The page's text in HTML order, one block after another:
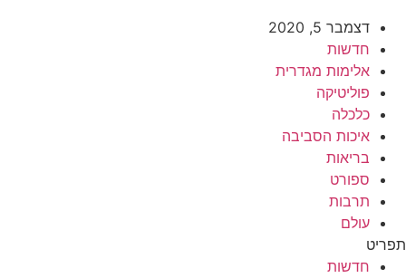
דצמבר 5, 2020
חדשות
אלימות מגדרית
פוליטיקה
כלכלה
איכות הסביבה
בריאות
ספורט
תרבות
עולם
תפריט
חדשות